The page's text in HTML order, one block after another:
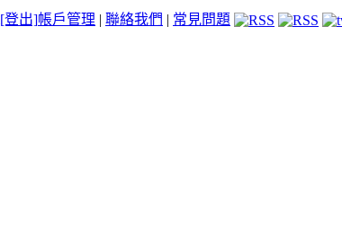
[登出]帳戶管理 | 聯絡我們 | 常見問題